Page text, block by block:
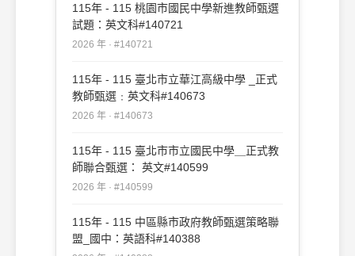
115年 - 115 桃園市國民中學新進教師甄選
試題：英文科#140721
2026 年 · #140721
115年 - 115 臺北市立華江高級中學 _正式
教師甄選﹕英文科#140673
2026 年 · #140673
115年 - 115 臺北市市立國民中學＿正式教
師聯合甄選： 英文#140599
2026 年 · #140599
115年 - 115 中區縣市政府教師甄選策略聯
盟_國中：英語科#140388